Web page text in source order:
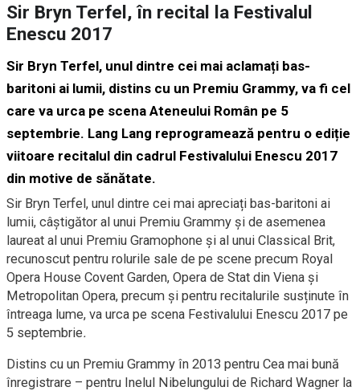
Sir Bryn Terfel, în recital la Festivalul
Enescu 2017
Sir Bryn Terfel, unul dintre cei mai aclamați bas-
baritoni ai lumii, distins cu un Premiu Grammy, va fi cel
care va urca pe scena Ateneului Român pe 5
septembrie. Lang Lang reprogramează pentru o ediție
viitoare recitalul din cadrul Festivalului Enescu 2017
din motive de sănătate.
Sir Bryn Terfel, unul dintre cei mai apreciați bas-baritoni ai
lumii, câștigător al unui Premiu Grammy și de asemenea
laureat al unui Premiu Gramophone și al unui Classical Brit,
recunoscut pentru rolurile sale de pe scene precum Royal
Opera House Covent Garden, Opera de Stat din Viena și
Metropolitan Opera, precum și pentru recitalurile susținute în
întreaga lume, va urca pe scena Festivalului Enescu 2017 pe
5 septembrie.
Distins cu un Premiu Grammy în 2013 pentru Cea mai bună
înregistrare – pentru Inelul Nibelungului de Richard Wagner la